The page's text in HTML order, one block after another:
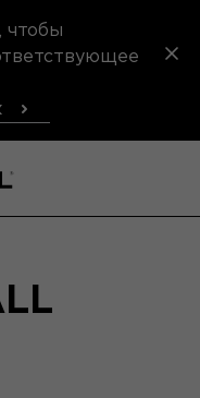
чтобы